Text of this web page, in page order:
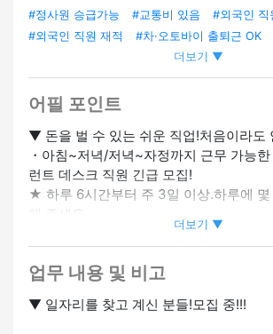
#정사원 승급가능 #교통비 있음
#외국인 직
#외국인 직원 재적
#차·오토바이 출퇴근 OK
#헤어스타일/헤어 컬러 자유
일하기
#부업·투잡 OK #전근 없음 #네일
렌들리
#경험자 우대
더보기 ▼
어필 포인트
▼ 돈을 벌 수 있는 쉬운 직업!처음이라도
・아침~저녁/저녁~자정까지 근무 가능
런트 데스크 직원 긴급 모집!
★ 하루 6시간부터 주 3일 이상.하루에 몇
・빠르게 배울 수 있는 간단한 직업입니다.
・정규직인 경우 월 급여 30만 이상 가능!
・교통비는 규정 범위 내에서 지불됩니다.
더보기 ▼
업무 내용 및 비고
▼ 일자리를 찾고 계신 분들!모집 중!!!